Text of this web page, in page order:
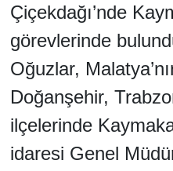
Çiçekdağı’nde
görevlerinde
Oğuzlar,
Doğanşehir,
ilçelerinde
idaresi Genel